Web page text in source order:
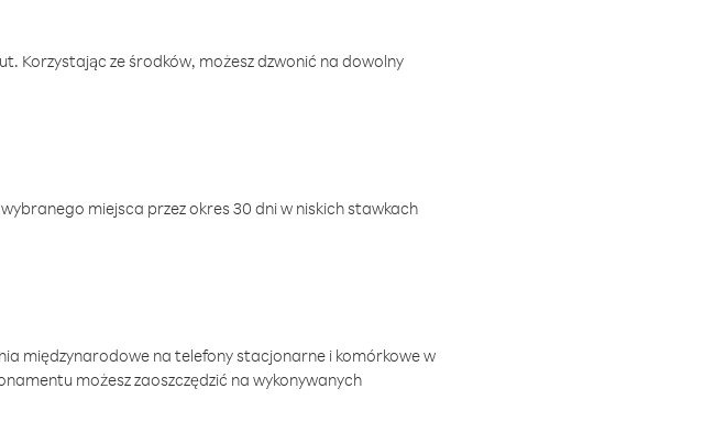
Korzystając ze środków, możesz dzwonić na dowolny
miejsca przez okres 30 dni w niskich stawkach
międzynarodowe na telefony stacjonarne i komórkowe w
możesz zaoszczędzić na wykonywanych